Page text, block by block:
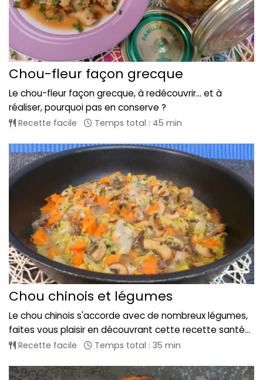
Chou-fleur façon grecque
Le chou-fleur façon grecque, à redécouvrir... et à
réaliser, pourquoi pas en conserve ?
Recette facile Temps total : 45 min
Chou chinois et légumes
Le chou chinois s'accorde avec de nombreux légumes,
faites vous plaisir en découvrant cette recette santé...
Recette facile Temps total : 35 min